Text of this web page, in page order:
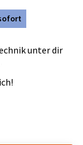
unter dir